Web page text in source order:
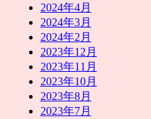
2024年4月
2024年3月
2024年2月
2023年12月
2023年11月
2023年10月
2023年8月
2023年7月